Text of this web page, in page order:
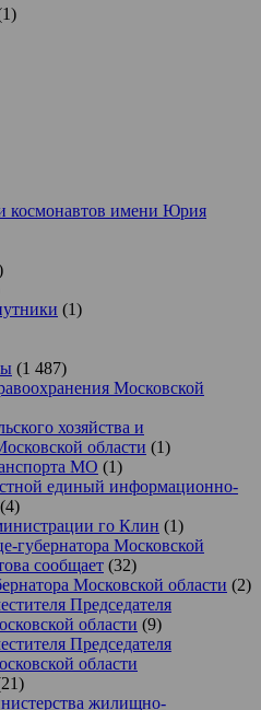
космонавтов имени Юрия
(1)
(1 487)
Московской
хозяйства и
области (1)
МО (1)
единый информационно-
(4)
го Клин (1)
губернатора Московской
сообщает (32)
Московской области (2)
Председателя
области (9)
Председателя
области
жилищно-